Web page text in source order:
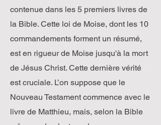
contenue dans les 5 premiers livres de
la Bible. Cette loi de Moise, dont les 10
commandements forment un résumé,
est en rigueur de Moise jusqu'à la mort
de Jésus Christ. Cette dernière vérité
est cruciale. L’on suppose que le
Nouveau Testament commence avec le
livre de Matthieu, mais, selon la Bible